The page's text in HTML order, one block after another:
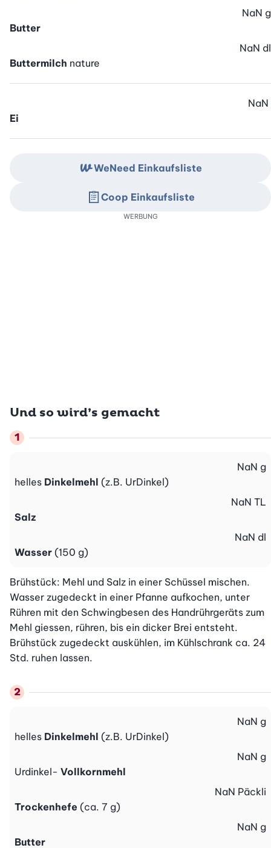
Butter
NaN g
Buttermilch nature
NaN dl
Ei
NaN
Und so wird’s gemacht
helles Dinkelmehl (z.B. UrDinkel)
NaN g
Salz
NaN TL
Wasser (150 g)
NaN dl
Brühstück: Mehl und Salz in einer Schüssel mischen.
Wasser zugedeckt in einer Pfanne aufkochen, unter
Rühren mit den Schwingbesen des Handrührgeräts zum
Mehl giessen, rühren, bis ein dicker Brei entsteht.
Brühstück zugedeckt auskühlen, im Kühlschrank ca. 24
Std. ruhen lassen.
helles Dinkelmehl (z.B. UrDinkel)
NaN g
Urdinkel- Vollkornmehl
NaN g
Trockenhefe (ca. 7 g)
NaN Päckli
Butter
NaN g
WeNeed Einkaufsliste
Coop Einkaufsliste
WERBUNG